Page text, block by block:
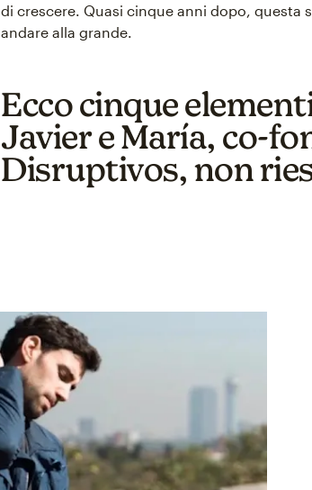
di crescere. Quasi cinque anni dopo, questa
andare alla grande.
Ecco cinque
Javier e María, co-
Disruptivos, non